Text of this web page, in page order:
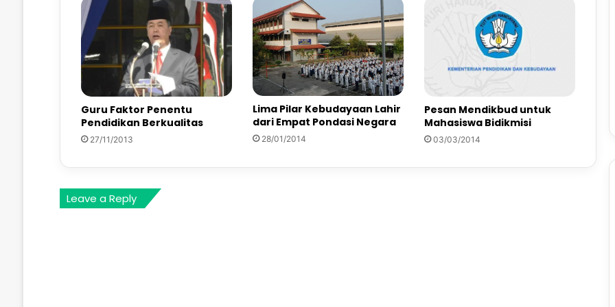
Guru Faktor Penentu
Pendidikan Berkualitas
27/11/2013
Lima Pilar Kebudayaan Lahir
dari Empat Pondasi Negara
28/01/2014
Pesan Mendikbud untuk
Mahasiswa Bidikmisi
03/03/2014
Leave a Reply